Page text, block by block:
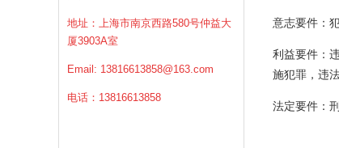
地址：上海市南京西路580号仲益大
厦3903A室
Email: 13816613858@163.com
电话：13816613858
意志要件：
利益要件：
施犯罪，违
法定要件：